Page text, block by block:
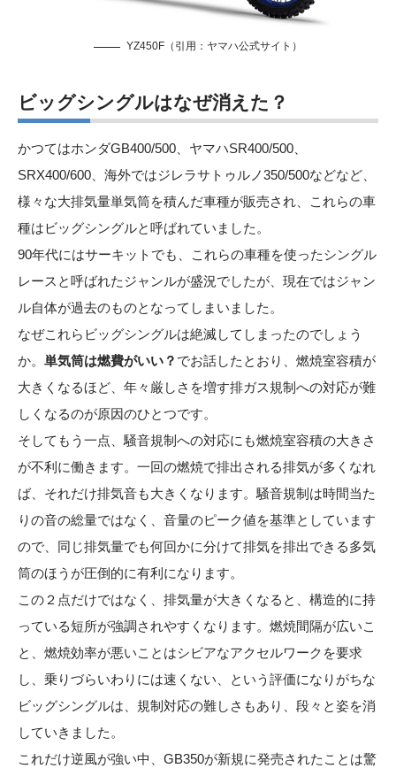
YZ450F（引用： ヤマハ公式サイト ）
ビッグシングルはなぜ消えた ？
かつてはホンダGB400/500、ヤマハSR400/500、
SRX400/600、海外ではジレラサトゥルノ350/500などなど、
様々な大排気量単気筒を積んだ車種が販売され、これらの車
種はビッグシングルと呼ばれていました。
90年代にはサーキットでも、これらの車種を使ったシングル
レースと呼ばれたジャンルが盛況でしたが、現在ではジャン
ル自体が過去のものとなってしまいました。
なぜこれらビッグシングルは絶滅してしまったのでしょう
か。 単気筒は燃費がいい？ でお話したとおり、燃焼室容積が
大きくなるほど、年々厳しさを増す排ガス規制への対応が難
しくなるのが原因のひとつです。
そしてもう一点、騒音規制への対応にも燃焼室容積の大きさ
が不利に働きます。一回の燃焼で排出される排気が多くなれ
ば、それだけ排気音も大きくなります。騒音規制は時間当た
りの音の総量ではなく、音量のピーク値を基準としています
ので、同じ排気量でも何回かに分けて排気を排出できる多気
筒のほうが圧倒的に有利になります。
この２点だけではなく、排気量が大きくなると、構造的に持
っている短所が強調されやすくなります。燃焼間隔が広いこ
と、燃焼効率が悪いことはシビアなアクセルワークを要求
し、乗りづらいわりには速くない、という評価になりがちな
ビッグシングルは、規制対応の難しさもあり、段々と姿を消
していきました。
これだけ逆風が強い中、GB350が新規に発売されたことは驚